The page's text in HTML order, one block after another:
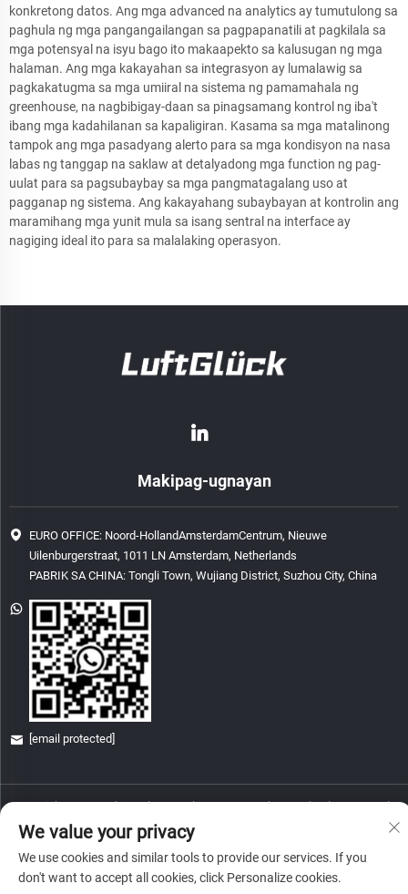
konkretong datos. Ang mga advanced na analytics ay tumutulong sa
paghula ng mga pangangailangan sa pagpapanatili at pagkilala sa
mga potensyal na isyu bago ito makaapekto sa kalusugan ng mga
halaman. Ang mga kakayahan sa integrasyon ay lumalawig sa
pagkakatugma sa mga umiiral na sistema ng pamamahala ng
greenhouse, na nagbibigay-daan sa pinagsamang kontrol ng iba't
ibang mga kadahilanan sa kapaligiran. Kasama sa mga matalinong
tampok ang mga pasadyang alerto para sa mga kondisyon na nasa
labas ng tanggap na saklaw at detalyadong mga function ng pag-
uulat para sa pagsubaybay sa mga pangmatagalang uso at
pagganap ng sistema. Ang kakayahang subaybayan at kontrolin ang
maramihang mga yunit mula sa isang sentral na interface ay
nagiging ideal ito para sa malalaking operasyon.
Makipag-ugnayan
EURO OFFICE: Noord-HollandAmsterdamCentrum, Nieuwe
Uilenburgerstraat, 1011 LN Amsterdam, Netherlands
PABRIK SA CHINA: Tongli Town, Wujiang District, Suzhou City, China
[email protected]
Copyright © 2026 China Glory & Achievement Suzhou Technology Co., Ltd.
Lahat ng karapatan ay nakareserba.
Patakaran sa Pagkapribado
We value your privacy
We use cookies and similar tools to provide our services. If you
don't want to accept all cookies, click Personalize cookies.